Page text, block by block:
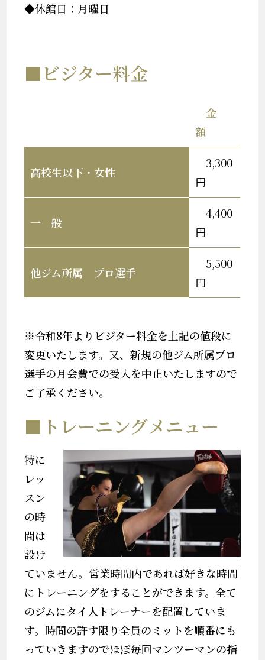
◆休館日：月曜日
■ビジター料金
金
額
高校生以下・女性
3,300
円
一 般
4,400
円
他ジム所属 プロ選手
5,500
円
※令和8年よりビジター料金を上記の値段に
変更いたします。又、新規の他ジム所属プロ
選手の月会費での受入を中止いたしますので
ご了承ください。
■トレーニングメニュー
特に
レッ
スン
の時
間は
設け
ていません。営業時間内であれば好きな時間
にトレーニングをすることができます。全て
のジムにタイ人トレーナーを配置していま
す。時間の許す限り全員のミットを順番にも
っていきますのでほぼ毎回マンツーマンの指